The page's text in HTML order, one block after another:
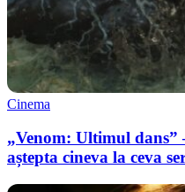
Cinema
„Venom: Ultimul
aștepta cineva la ceva